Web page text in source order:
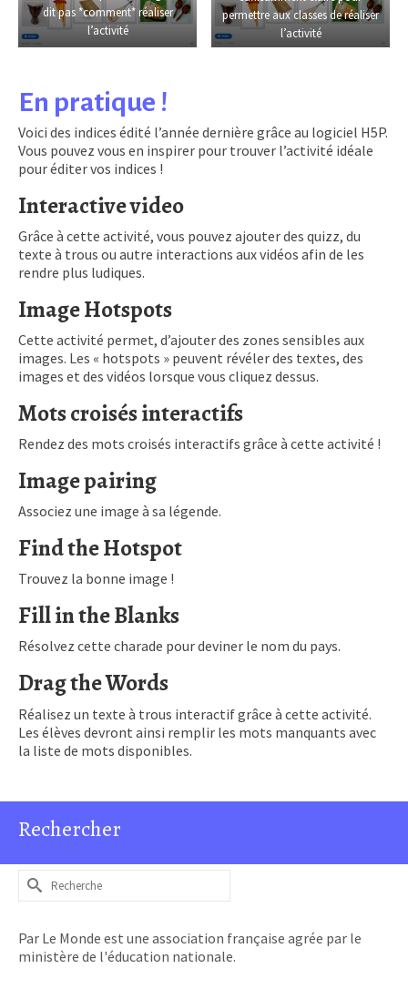
dit pas *comment* réaliser
l’activité
permettre aux classes de réaliser
l’activité
En pratique !
Voici des indices édité l’année dernière grâce au logiciel H5P.
Vous pouvez vous en inspirer pour trouver l’activité idéale
pour éditer vos indices !
Interactive video
Grâce à cette activité, vous pouvez ajouter des quizz, du
texte à trous ou autre interactions aux vidéos afin de les
rendre plus ludiques.
Image Hotspots
Cette activité permet, d’ajouter des zones sensibles aux
images. Les « hotspots » peuvent révéler des textes, des
images et des vidéos lorsque vous cliquez dessus.
Mots croisés interactifs
Rendez des mots croisés interactifs grâce à cette activité !
Image pairing
Associez une image à sa légende.
Find the Hotspot
Trouvez la bonne image !
Fill in the Blanks
Résolvez cette charade pour deviner le nom du pays.
Drag the Words
Réalisez un texte à trous interactif grâce à cette activité.
Les élèves devront ainsi remplir les mots manquants avec
la liste de mots disponibles.
Rechercher
Rechercher :
Par Le Monde est une association française agrée par le
ministère de l'éducation nationale.